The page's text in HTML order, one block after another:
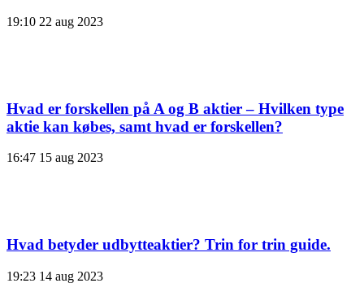
19:10 22 aug 2023
Hvad er forskellen på A og B aktier – Hvilken type
aktie kan købes, samt hvad er forskellen?
16:47 15 aug 2023
Hvad betyder udbytteaktier? Trin for trin guide.
19:23 14 aug 2023